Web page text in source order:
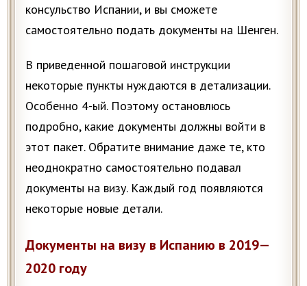
консульство Испании, и вы сможете
самостоятельно подать документы на Шенген.
В приведенной пошаговой инструкции
некоторые пункты нуждаются в детализации.
Особенно 4-ый. Поэтому остановлюсь
подробно, какие документы должны войти в
этот пакет. Обратите внимание даже те, кто
неоднократно самостоятельно подавал
документы на визу. Каждый год появляются
некоторые новые детали.
Документы на визу в Испанию в 2019—
2020 году